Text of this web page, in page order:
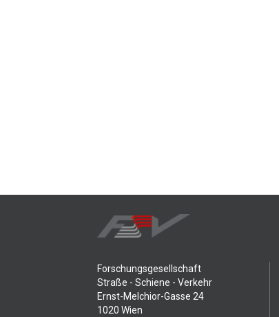
Forschungsgesellschaft
Straße - Schiene - Verkehr
Ernst-Melchior-Gasse 24
1020 Wien